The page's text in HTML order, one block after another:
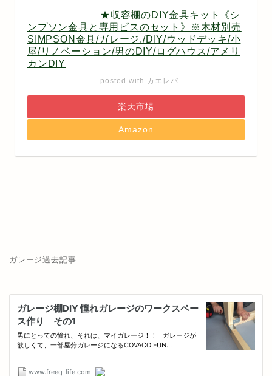
★収容棚のDIY金具キット《シ
ンプソン金具と専用ビスのセット》※木材別売
SIMPSON金具/ガレージ./DIY/ウッドデッキ/小
屋/リノベーション/男のDIY/ログハウス/アメリ
カンDIY
posted with カエレバ
楽天市場
Amazon
ガレージ過去記事